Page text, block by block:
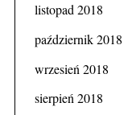
listopad 2018
październik 2018
wrzesień 2018
sierpień 2018